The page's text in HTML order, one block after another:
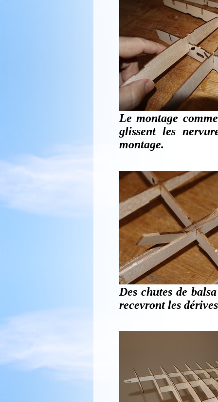
Le montage
glissent les
montage.
Des chutes de
recevront les